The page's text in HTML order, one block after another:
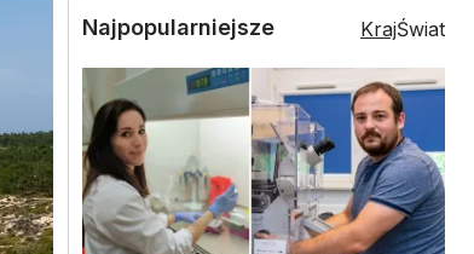
Najpopularniejsze KrajŚwiat